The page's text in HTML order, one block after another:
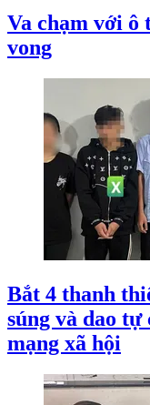
Va chạm với ô
vong
Bắt 4 thanh
súng và dao tự
mạng xã hội